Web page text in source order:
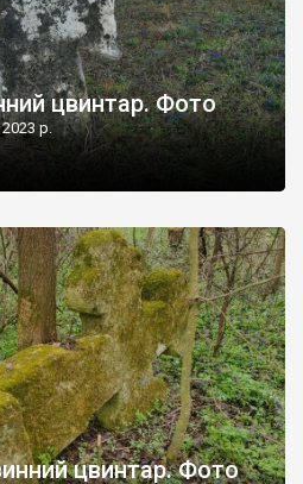
цвинтар. Фото
р.
цвинтар. Фото